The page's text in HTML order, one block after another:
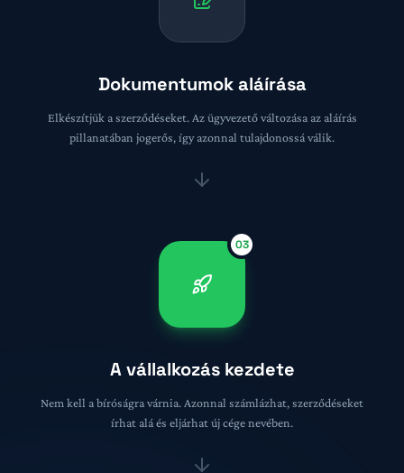
Dokumentumok aláírása
Elkészítjük a szerződéseket. Az ügyvezető változása az aláírás
pillanatában jogerős, így azonnal tulajdonossá válik.
03
A vállalkozás kezdete
Nem kell a bíróságra várnia. Azonnal számlázhat, szerződéseket
írhat alá és eljárhat új cége nevében.